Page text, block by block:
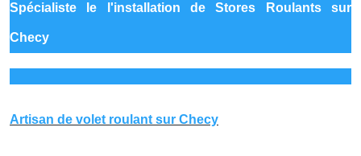
Spécialiste le l'installation de Stores Roulants sur
Checy
Artisan de volet roulant sur Checy